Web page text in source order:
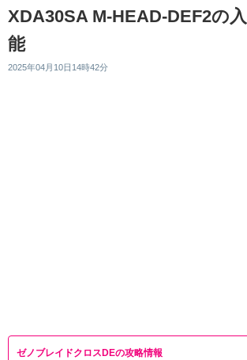
XDA30SA M-HEAD-DEF2の
能
2025年04月10日14時42分
ゼノブレイドクロスDEの攻略情報